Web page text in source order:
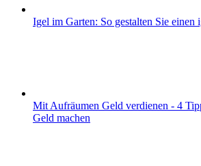
Igel im Garten: So gestalten Sie einen
Mit Aufräumen Geld verdienen - 4
Geld machen